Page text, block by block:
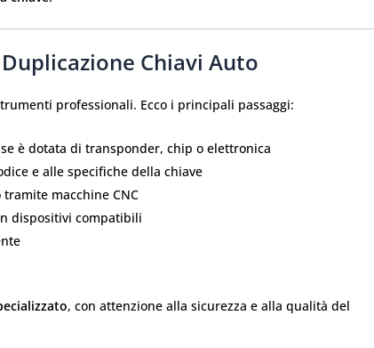
Chiavi Auto
professionali. Ecco i principali passaggi:
è dotata di transponder, chip o elettronica
e alle specifiche della chiave
macchine CNC
dispositivi compatibili
, con attenzione alla sicurezza e alla qualità del